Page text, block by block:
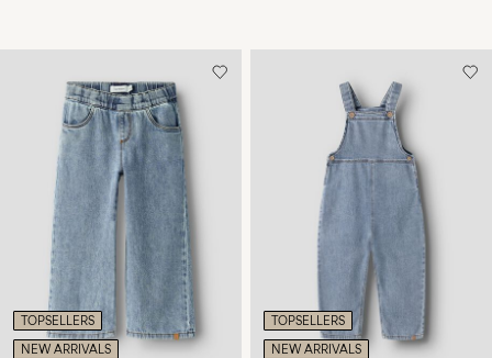
TOPSELLERS
NEW ARRIVALS
TOPSELLERS
NEW ARRIVALS